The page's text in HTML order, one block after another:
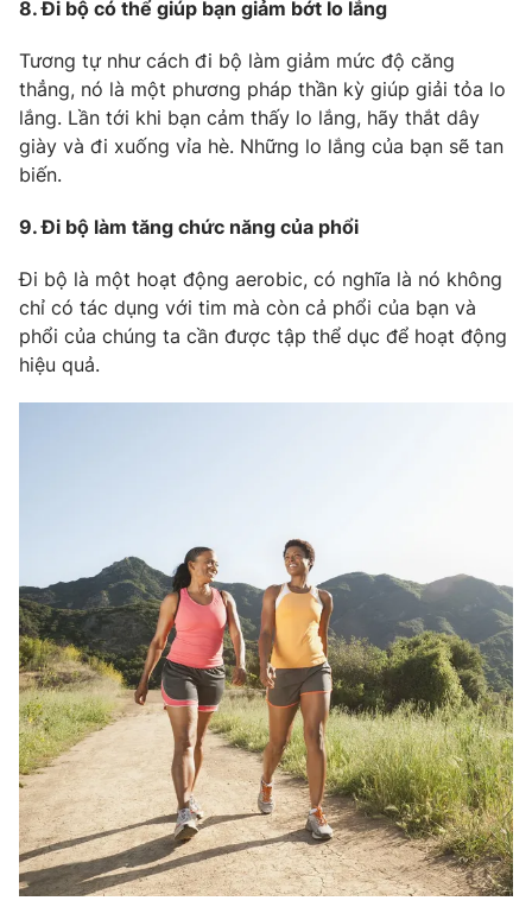
8. Đi bộ có thể giúp bạn giảm bớt lo lắng
Tương tự như cách đi bộ làm giảm mức độ căng
thẳng, nó là một phương pháp thần kỳ giúp giải tỏa lo
lắng. Lần tới khi bạn cảm thấy lo lắng, hãy thắt dây
giày và đi xuống vỉa hè. Những lo lắng của bạn sẽ tan
biến.
9. Đi bộ làm tăng chức năng của phổi
Đi bộ là một hoạt động aerobic, có nghĩa là nó không
chỉ có tác dụng với tim mà còn cả phổi của bạn và
phổi của chúng ta cần được tập thể dục để hoạt động
hiệu quả.